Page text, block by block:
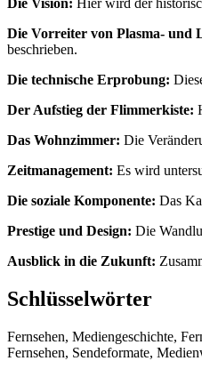
Die Vorreiter von Plasma- und
beschrieben.
Die technische Erprobung:
Der Aufstieg der Flimmerkiste:
Das Wohnzimmer: Die
Zeitmanagement: Es wird
Die soziale Komponente: Das
Prestige und Design: Die
Ausblick in die Zukunft:
Schlüsselwörter
Fernsehen, Mediengeschichte,
Fernsehen, Sendeformate,